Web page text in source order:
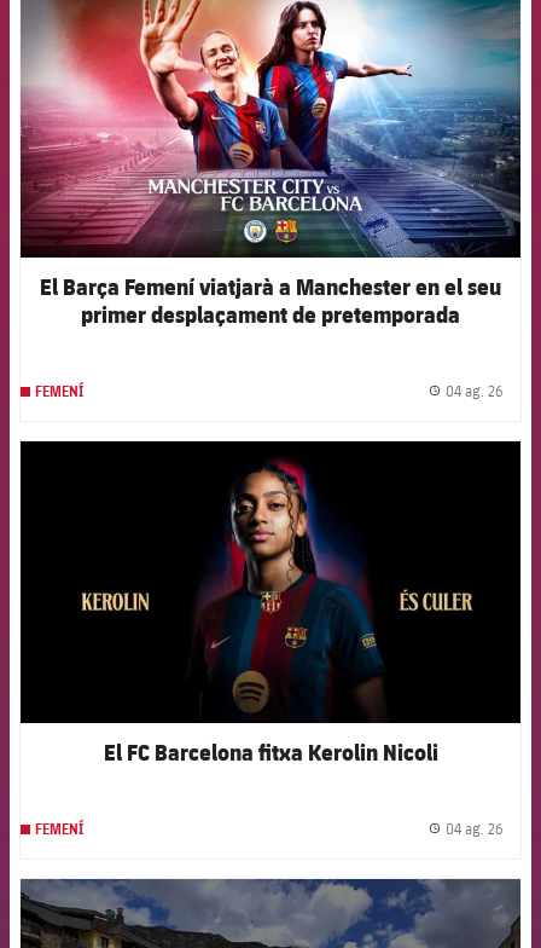
El Barça Femení viatjarà a Manchester en el seu
primer desplaçament de pretemporada
FEMENÍ 04 ag. 26
FCB Barcelona badge
El FC Barcelona fitxa Kerolin Nicoli
FEMENÍ 04 ag. 26
FCB Barcelona badge